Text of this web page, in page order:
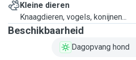
Kleine dieren
Knaagdieren, vogels, konijnen...
Beschikbaarheid
Dagopvang hond